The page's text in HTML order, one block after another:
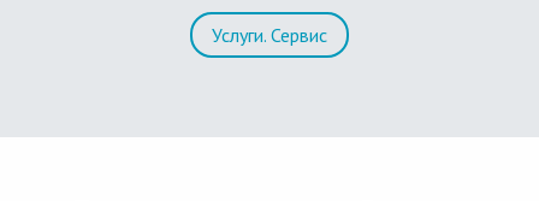
Услуги. Сервис